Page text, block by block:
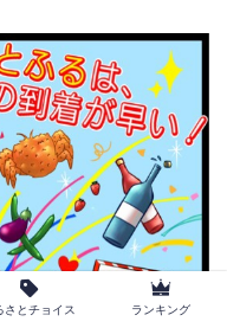
さとチョイス ランキング